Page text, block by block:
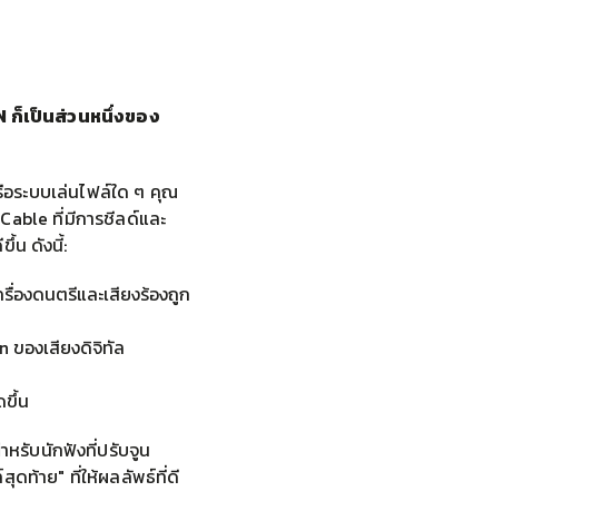
ก็เป็นส่วนหนึ่งของ
ระบบเล่นไฟล์ใด ๆ คุณ
ที่มีการชีลด์และ
น ดังนี้:
รื่องดนตรีและเสียงร้องถูก
ของเสียงดิจิทัล
ขึ้น
ำหรับนักฟังที่ปรับจูน
สุดท้าย" ที่ให้ผลลัพธ์ที่ดี